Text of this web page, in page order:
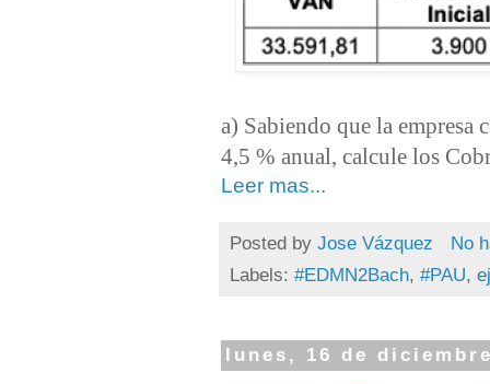
a) Sabiendo que la empresa
4,5 % anual, calcule los
Leer mas...
Posted by Jose Vázquez
No
Labels: #EDMN2Bach, #PAU,
lunes, 16 de